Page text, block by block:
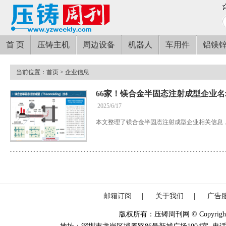
首 页 压铸主机 周边设备 机器人 车用件 铝镁
当前位置： 首页 > 企业信息
66家！镁合金半固态注射成型企业
2025/6/17
本文整理了镁合金半固态注射成型企业相关信息
邮箱订阅 关于我们 广告
版权所有：压铸周刊网 ©